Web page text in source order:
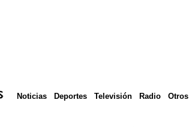
Noticias Deportes Televisión Radio Otros